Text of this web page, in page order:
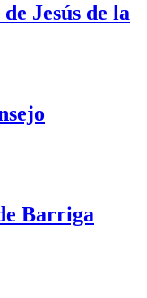
Jesús de la
Barriga